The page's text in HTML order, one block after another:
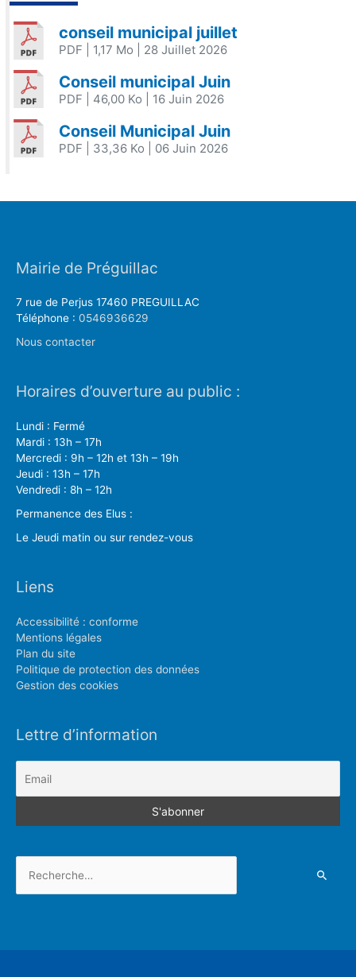
conseil municipal juillet
PDF | 1,17 Mo | 28 Juillet 2026
Conseil municipal Juin
PDF | 46,00 Ko | 16 Juin 2026
Conseil Municipal Juin
PDF | 33,36 Ko | 06 Juin 2026
Mairie de Préguillac
7 rue de Perjus 17460 PREGUILLAC
Téléphone : 0546936629
Nous contacter
Horaires d’ouverture au public :
Lundi : Fermé
Mardi : 13h – 17h
Mercredi : 9h – 12h et 13h – 19h
Jeudi : 13h – 17h
Vendredi : 8h – 12h
Permanence des Elus :
Le Jeudi matin ou sur rendez-vous
Liens
Accessibilité : conforme
Mentions légales
Plan du site
Politique de protection des données
Gestion des cookies
Lettre d’information